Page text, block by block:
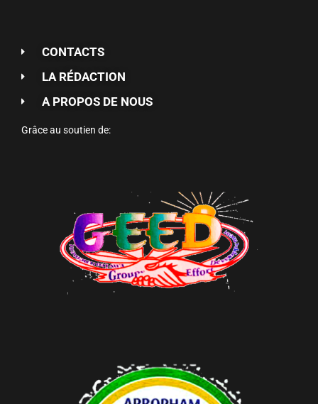
CONTACTS
LA RÉDACTION
A PROPOS DE NOUS
Grâce au soutien de: